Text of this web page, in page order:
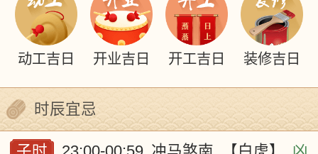
动工吉日 开业吉日 开工吉日 装修吉日
时辰宜忌